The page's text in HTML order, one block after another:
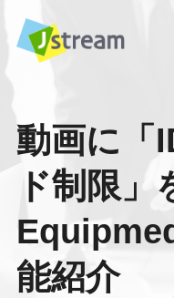
動画に「
ド制限
能紹介